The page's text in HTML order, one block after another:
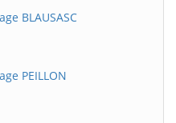
BLAUSASC
PEILLON